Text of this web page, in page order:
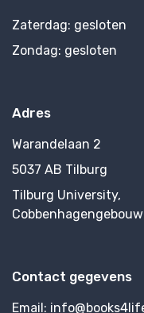
Zaterdag: gesloten
Zondag: gesloten
Adres
Warandelaan 2
5037 AB Tilburg
Tilburg University,
Contact gegevens
Email: